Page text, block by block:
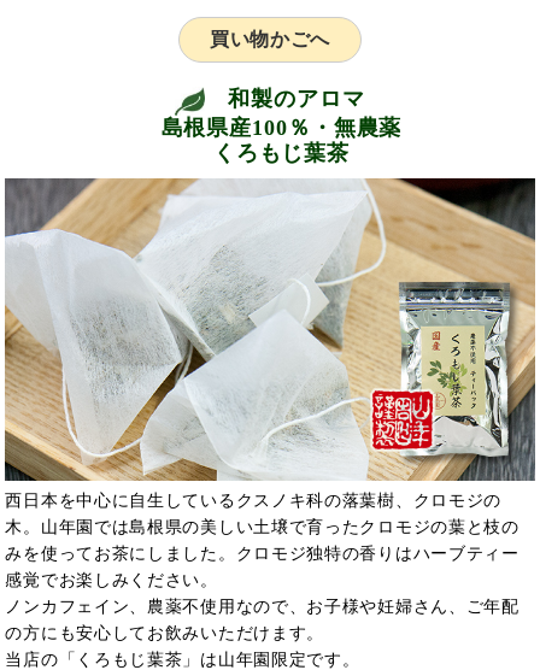
買い物かごへ
和製のアロマ
島根県産100％・無農薬
くろもじ葉茶
西日本を中心に自生しているクスノキ科の落葉樹、クロモジの
木。山年園では島根県の美しい土壌で育ったクロモジの葉と枝の
みを使ってお茶にしました。クロモジ独特の香りはハーブティー
感覚でお楽しみください。
ノンカフェイン、農薬不使用なので、お子様や妊婦さん、ご年配
の方にも安心してお飲みいただけます。
当店の「くろもじ葉茶」は山年園限定です。